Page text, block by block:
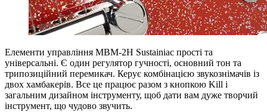
Елементи управління MBM-2H Sustainiac прості та
універсальні. Є один регулятор гучності, основний тон та
трипозиційний перемикач. Керує комбінацією звукознімачів із
двох хамбакерів. Все це працює разом з кнопкою Kill і
загальним дизайном інструменту, щоб дати вам дуже творчий
інструмент, що чудово звучить.